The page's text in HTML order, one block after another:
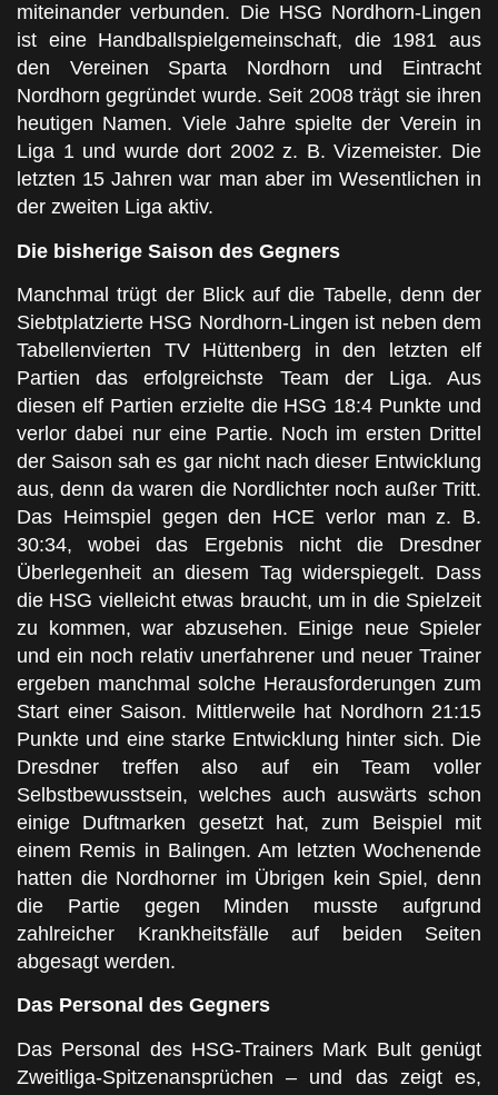
miteinander verbunden. Die HSG Nordhorn-Lingen
ist eine Handballspielgemeinschaft, die 1981 aus
den Vereinen Sparta Nordhorn und Eintracht
Nordhorn gegründet wurde. Seit 2008 trägt sie ihren
heutigen Namen. Viele Jahre spielte der Verein in
Liga 1 und wurde dort 2002 z. B. Vizemeister. Die
letzten 15 Jahren war man aber im Wesentlichen in
der zweiten Liga aktiv.
Die bisherige Saison des Gegners
Manchmal trügt der Blick auf die Tabelle, denn der
Siebtplatzierte HSG Nordhorn-Lingen ist neben dem
Tabellenvierten TV Hüttenberg in den letzten elf
Partien das erfolgreichste Team der Liga. Aus
diesen elf Partien erzielte die HSG 18:4 Punkte und
verlor dabei nur eine Partie. Noch im ersten Drittel
der Saison sah es gar nicht nach dieser Entwicklung
aus, denn da waren die Nordlichter noch außer Tritt.
Das Heimspiel gegen den HCE verlor man z. B.
30:34, wobei das Ergebnis nicht die Dresdner
Überlegenheit an diesem Tag widerspiegelt. Dass
die HSG vielleicht etwas braucht, um in die Spielzeit
zu kommen, war abzusehen. Einige neue Spieler
und ein noch relativ unerfahrener und neuer Trainer
ergeben manchmal solche Herausforderungen zum
Start einer Saison. Mittlerweile hat Nordhorn 21:15
Punkte und eine starke Entwicklung hinter sich. Die
Dresdner treffen also auf ein Team voller
Selbstbewusstsein, welches auch auswärts schon
einige Duftmarken gesetzt hat, zum Beispiel mit
einem Remis in Balingen. Am letzten Wochenende
hatten die Nordhorner im Übrigen kein Spiel, denn
die Partie gegen Minden musste aufgrund
zahlreicher Krankheitsfälle auf beiden Seiten
abgesagt werden.
Das Personal des Gegners
Das Personal des HSG-Trainers Mark Bult genügt
Zweitliga-Spitzenansprüchen – und das zeigt es,